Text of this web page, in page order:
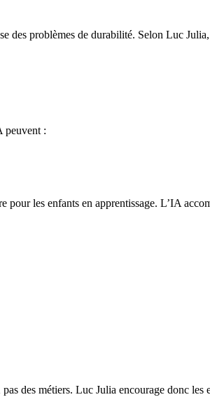
des problèmes de durabilité. Selon Luc
peuvent :
les enfants en apprentissage. L’IA
des métiers. Luc Julia encourage donc